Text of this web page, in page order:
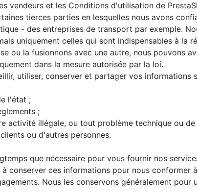
vendeurs et les Conditions d'utilisation de
tierces parties en lesquelles nous avons
- des entreprises de transport par exemple.
uniquement celles qui sont indispensables à la
ou la fusionnons avec une autre, nous pouvons
dans la mesure autorisée par la loi.
utiliser, conserver et partager vos informations
l'état ;
;
activité illégale, ou tout problème technique ou de
ou d'autres personnes.
que nécessaire pour vous fournir nos
conserver ces informations pour nous conformer
Nous les conservons généralement pour